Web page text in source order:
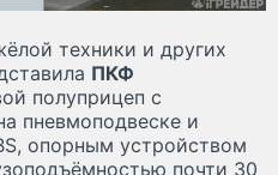
техники и других
ПКФ
полуприцеп с
пневмоподвеске и
опорным устройством
почти 30